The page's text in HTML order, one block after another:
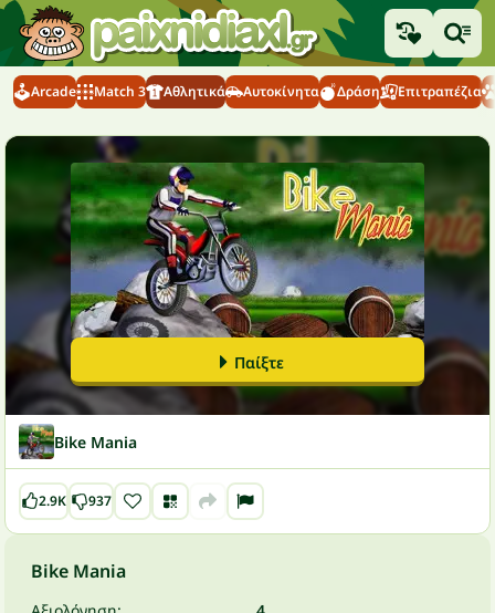
Arcade Match 3 Αθλητικά Αυτοκίνητα Δράση Επιτραπέζια
Παίξτε
Bike Mania
2.9K 937
Bike Mania